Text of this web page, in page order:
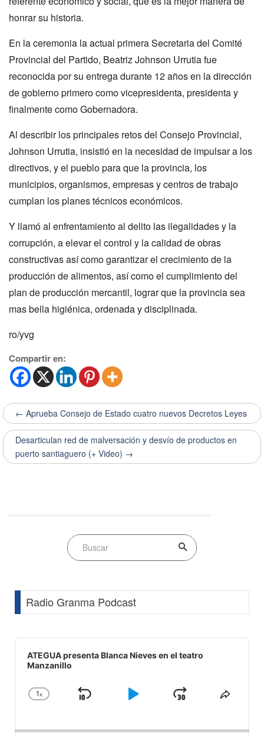
honrar su historia.
En la ceremonia la actual primera Secretaria del Comité
Provincial del Partido, Beatriz Johnson Urrutia fue
reconocida por su entrega durante 12 años en la dirección
de gobierno primero como vicepresidenta, presidenta y
finalmente como Gobernadora.
Al describir los principales retos del Consejo Provincial,
Johnson Urrutia, insistió en la necesidad de impulsar a los
directivos, y el pueblo para que la provincia, los
municipios, organismos, empresas y centros de trabajo
cumplan los planes técnicos económicos.
Y llamó al enfrentamiento al delito las ilegalidades y la
corrupción, a elevar el control y la calidad de obras
constructivas así como garantizar el crecimiento de la
producción de alimentos, así como el cumplimiento del
plan de producción mercantil, lograr que la provincia sea
mas bella higiénica, ordenada y disciplinada.
ro/yvg
Compartir en:
← Aprueba Consejo de Estado cuatro nuevos Decretos Leyes
Desarticulan red de malversación y desvío de productos en
puerto santiaguero (+ Video) →
Radio Granma Podcast
Audio
Player
ATEGUA presenta Blanca Nieves en el teatro
Manzanillo
Change
1x
Skip
Play
JumpShare